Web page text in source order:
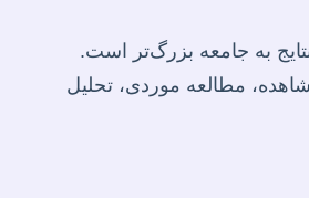
به جامعه بزرگ‌تر است.
مطالعه موردی، تحلیل